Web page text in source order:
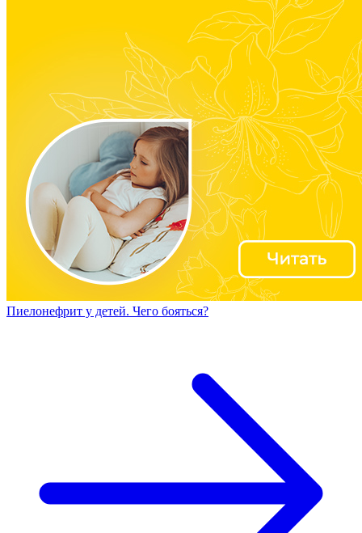
Пиелонефрит у детей. Чего бояться?